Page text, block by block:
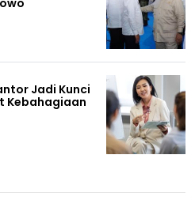
Jadi Kunci
Kebahagiaan